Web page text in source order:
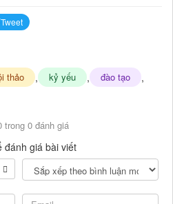
Tweet
thảo , kỷ yếu , đào tạo ,
trong 0 đánh giá
đánh giá bài viết